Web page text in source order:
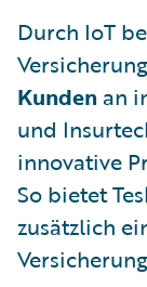
Durch IoT
Kunden an
und
innovative
So bietet
zusätzlich